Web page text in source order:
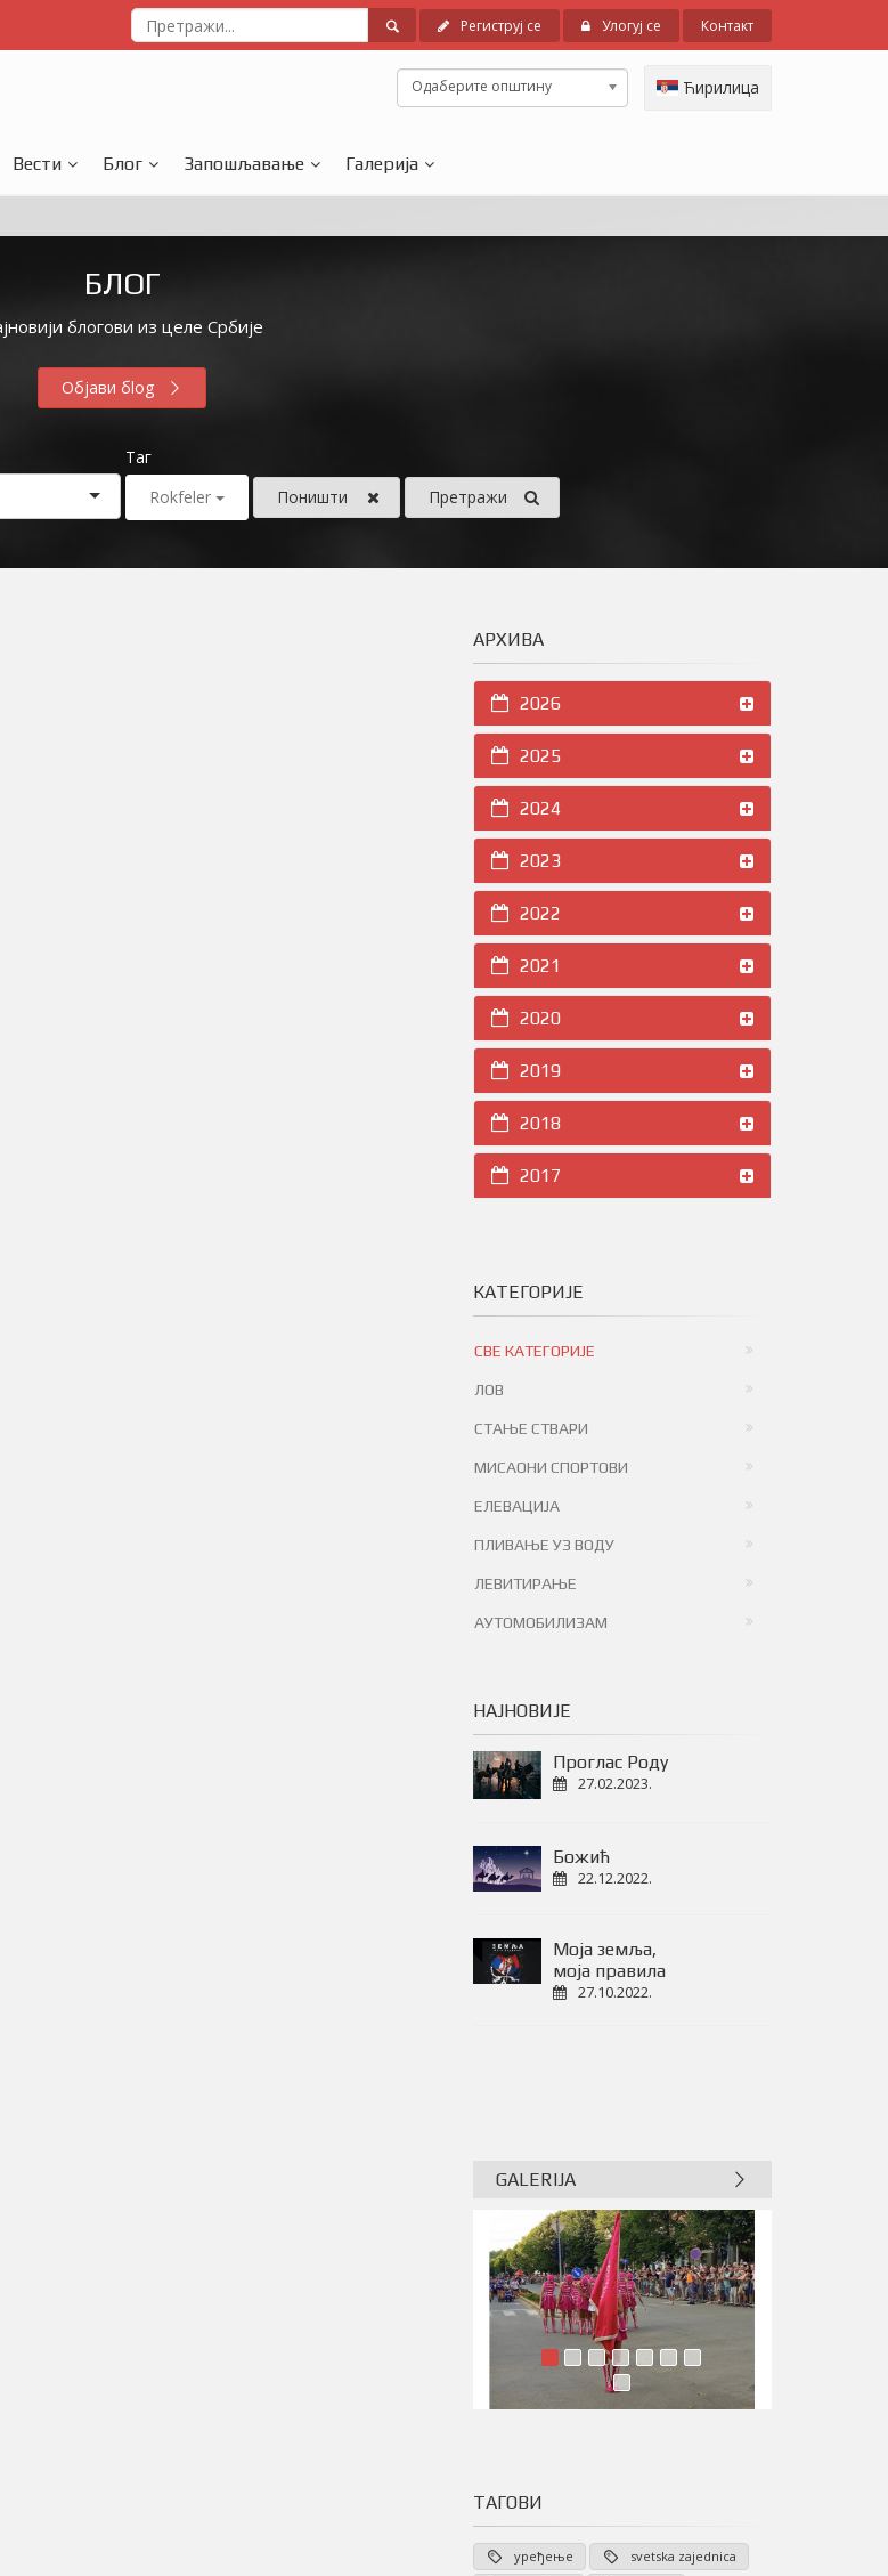
Региструј се Улогуј се Контакт
Одаберите општину Ћирилица
Вести Блог Запошљавање Галерија
БЛОГ
блогови из целе Србије
Објави бlog
Таг
Rokfeler
Поништи Претражи
АРХИВА
2026
2025
2024
2023
2022
2021
2020
2019
2018
2017
КАТЕГОРИЈЕ
СВЕ КАТЕГОРИЈЕ
ЛОВ
СТАЊЕ СТВАРИ
МИСАОНИ СПОРТОВИ
ЕЛЕВАЦИЈА
ПЛИВАЊЕ УЗ ВОДУ
ЛЕВИТИРАЊЕ
АУТОМОБИЛИЗАМ
НАЈНОВИЈЕ
Проглас Роду
27.02.2023.
Божић
22.12.2022.
Моја земља,
моја правила
27.10.2022.
GALERIJA
ТАГОВИ
уређење
svetska zajednica